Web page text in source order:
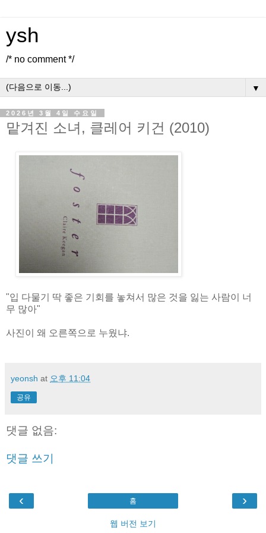
ysh
/* no comment */
▼
2026년 3월 4일 수요일
맡겨진 소녀, 클레어 키건 (2010)
"입 다물기 딱 좋은 기회를 놓쳐서 많은 것을 잃는 사람이 너
무 많아"
사진이 왜 오른쪽으로 누웠냐.
yeonsh at 오후 11:04
공유
댓글 없음:
댓글 쓰기
‹ ›
홈
웹 버전 보기